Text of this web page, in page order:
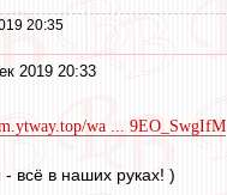
20:35
2019 20:33
wa ... 9EO_SwgIfM
- всё в наших руках! )